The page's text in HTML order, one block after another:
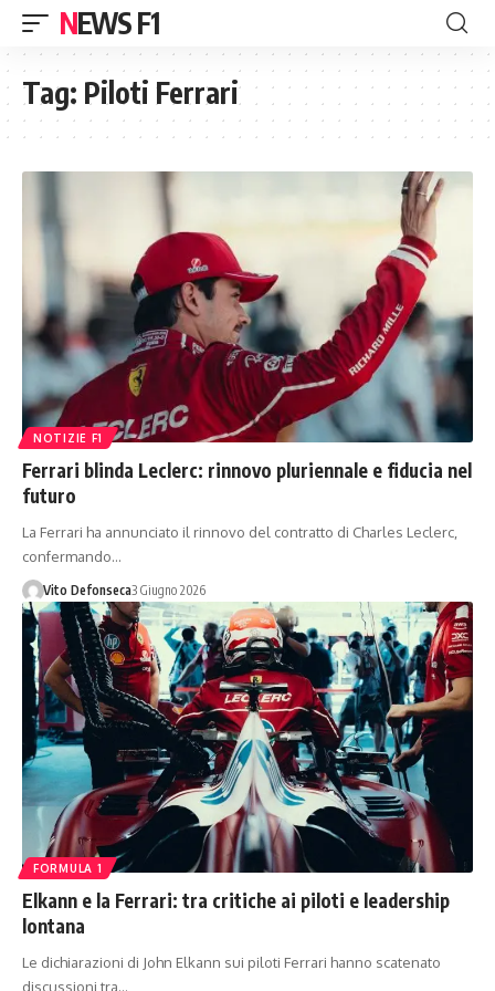
NEWS F1
Tag: Piloti Ferrari
NOTIZIE F1
Ferrari blinda Leclerc: rinnovo pluriennale e fiducia nel
futuro
La Ferrari ha annunciato il rinnovo del contratto di Charles Leclerc,
confermando…
Vito Defonseca3 Giugno 2026
FORMULA 1
Elkann e la Ferrari: tra critiche ai piloti e leadership
lontana
Le dichiarazioni di John Elkann sui piloti Ferrari hanno scatenato
discussioni tra…